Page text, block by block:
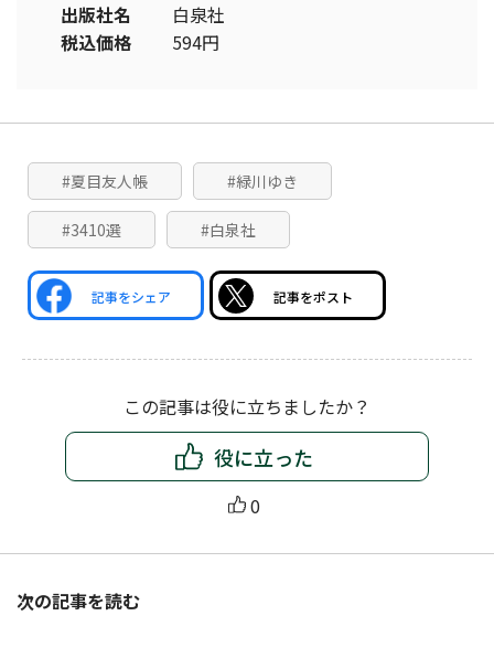
出版社名
白泉社
税込価格
594円
#夏目友人帳 #緑川ゆき
#3410選 #白泉社
記事をシェア 記事をポスト
この記事は役に立ちましたか？
役に立った
0
次の記事を読む